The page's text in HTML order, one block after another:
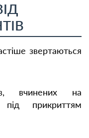
звертаються
вчинених на
прикриттям